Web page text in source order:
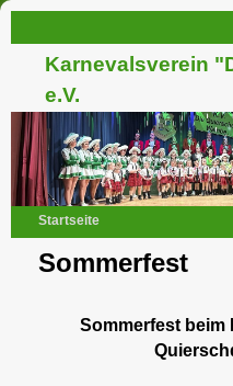
Karnevalsverein
e.V.
Startseite
Sommerfest
Sommerfest beim